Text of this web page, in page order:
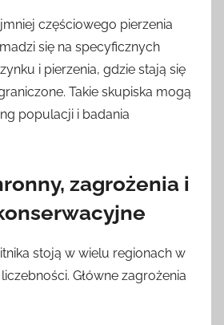
częściowego pierzenia
się na specyficznych
i pierzenia, gdzie stają się
Takie skupiska mogą
populacji i badania
zagrożenia i
stoją w wielu regionach w
Główne zagrożenia